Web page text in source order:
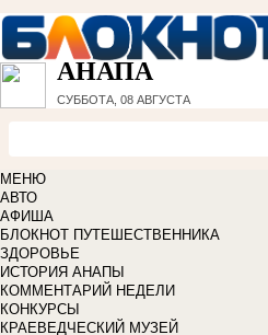
АНАПА
СУББОТА, 08 АВГУСТА
МЕНЮ
АВТО
АФИША
БЛОКНОТ ПУТЕШЕСТВЕННИКА
ЗДОРОВЬЕ
ИСТОРИЯ АНАПЫ
КОММЕНТАРИЙ НЕДЕЛИ
КОНКУРСЫ
КРАЕВЕДЧЕСКИЙ МУЗЕЙ